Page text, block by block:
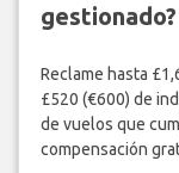
gestionado?
Reclame hasta
£520 (€600) de
de vuelos que
compensación